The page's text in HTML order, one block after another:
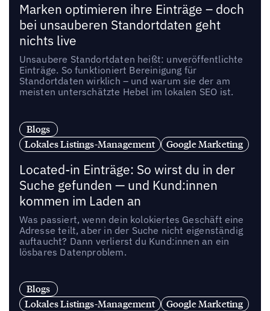
Marken optimieren ihre Einträge – doch
bei unsauberen Standortdaten geht
nichts live
Unsaubere Standortdaten heißt: unveröffentlichte
Einträge. So funktioniert Bereinigung für
Standortdaten wirklich – und warum sie der am
meisten unterschätzte Hebel im lokalen SEO ist.
Blogs
Lokales Listings-Management
Google Marketing
Located-in Einträge: So wirst du in der
Suche gefunden — und Kund:innen
kommen im Laden an
Was passiert, wenn dein kolokiertes Geschäft eine
Adresse teilt, aber in der Suche nicht eigenständig
auftaucht? Dann verlierst du Kund:innen an ein
lösbares Datenproblem.
Blogs
Lokales Listings-Management
Google Marketing